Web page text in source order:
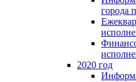
города
2020 год